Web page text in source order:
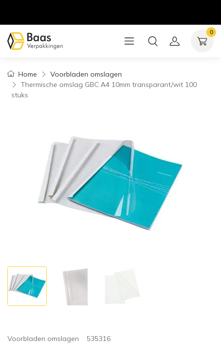
0
Home
Voorbladen omslagen
Thermische omslag GBC A4 10mm transparant/wit 100
stuks
Voorbladen omslagen 535316